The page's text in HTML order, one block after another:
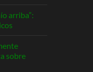
arriba”:
sobre